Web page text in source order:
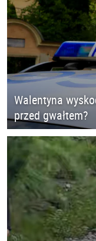
Walentyna
przed gwałtem?